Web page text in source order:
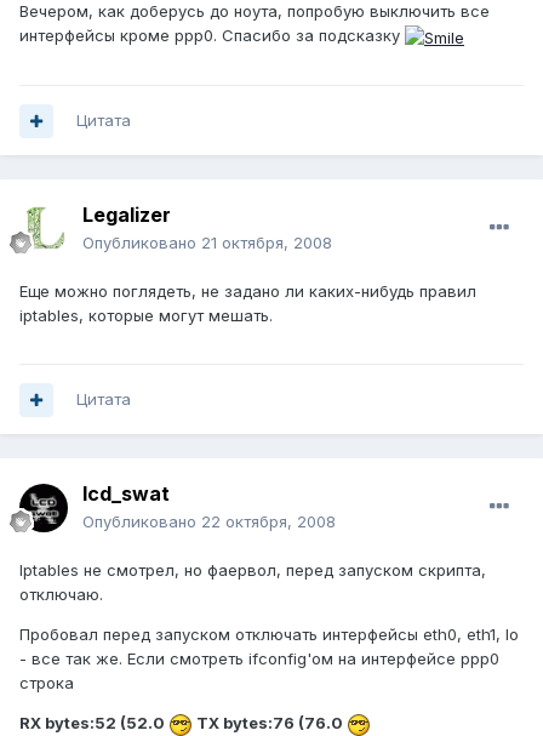
Вечером, как доберусь до ноута, попробую выключить все
интерфейсы кроме ppp0. Спасибо за подсказку
Цитата
Legalizer
Опубликовано 21 октября, 2008
Еще можно поглядеть, не задано ли каких-нибудь правил
iptables, которые могут мешать.
Цитата
lcd_swat
Опубликовано 22 октября, 2008
Iptables не смотрел, но фаервол, перед запуском скрипта,
отключаю.
Пробовал перед запуском отключать интерфейсы eth0, eth1, lo
- все так же. Если смотреть ifconfig'ом на интерфейсе ppp0
строка
RX bytes:52 (52.0 TX bytes:76 (76.0